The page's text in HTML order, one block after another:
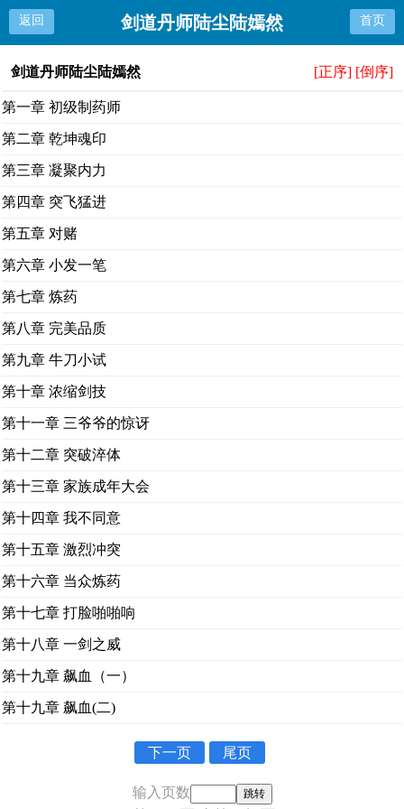
返回 剑道丹师陆尘陆嫣然 首页
剑道丹师陆尘陆嫣然 [正序] [倒序]
第一章 初级制药师
第二章 乾坤魂印
第三章 凝聚内力
第四章 突飞猛进
第五章 对赌
第六章 小发一笔
第七章 炼药
第八章 完美品质
第九章 牛刀小试
第十章 浓缩剑技
第十一章 三爷爷的惊讶
第十二章 突破淬体
第十三章 家族成年大会
第十四章 我不同意
第十五章 激烈冲突
第十六章 当众炼药
第十七章 打脸啪啪响
第十八章 一剑之威
第十九章 飙血（一）
第十九章 飙血(二)
下一页 尾页
输入页数